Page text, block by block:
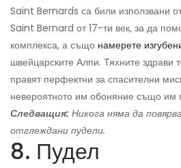
Saint Bernards са били използвани
Saint Bernard от 17-ти век, за да
комплекса, а също намерете
швейцарските Алпи. Тяхните здрави
правят перфектни за спасителни
невероятното им обоняние също им
Следващия: Никога няма да
отглеждани пудели.
8. Пудел